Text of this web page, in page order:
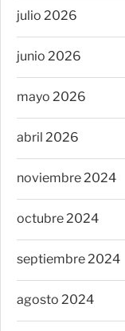
julio 2026
junio 2026
mayo 2026
abril 2026
noviembre 2024
octubre 2024
septiembre 2024
agosto 2024